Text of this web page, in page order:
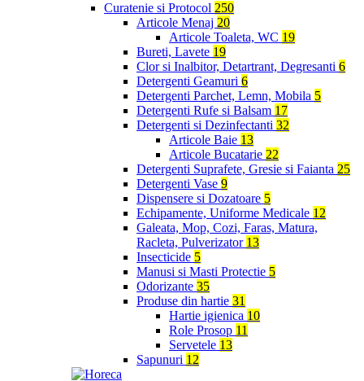
Curatenie si Protocol 250
Articole Menaj 20
Articole Toaleta, WC 19
Bureti, Lavete 19
Clor si Inalbitor, Detartrant, Degresanti 6
Detergenti Geamuri 6
Detergenti Parchet, Lemn, Mobila 5
Detergenti Rufe si Balsam 17
Detergenti si Dezinfectanti 32
Articole Baie 13
Articole Bucatarie 22
Detergenti Suprafete, Gresie si Faianta 25
Detergenti Vase 9
Dispensere si Dozatoare 5
Echipamente, Uniforme Medicale 12
Galeata, Mop, Cozi, Faras, Matura,
Racleta, Pulverizator 13
Insecticide 5
Manusi si Masti Protectie 5
Odorizante 35
Produse din hartie 31
Hartie igienica 10
Role Prosop 11
Servetele 13
Sapunuri 12